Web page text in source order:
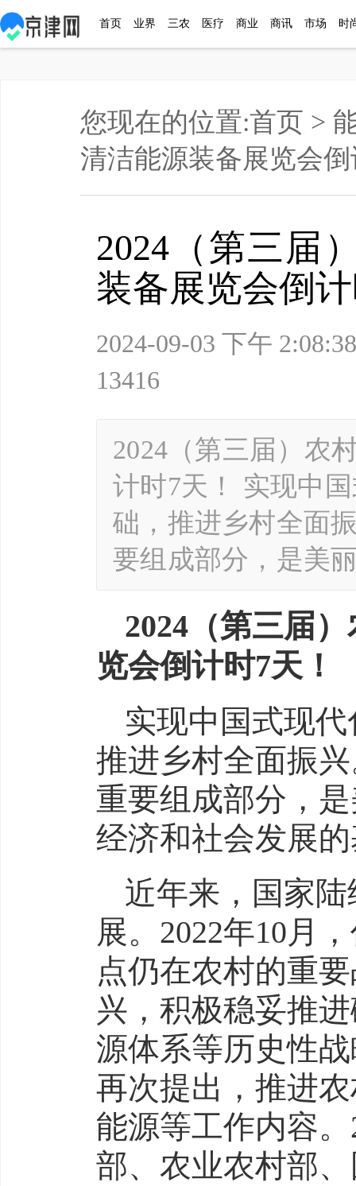
首页 业界 三农 医疗 商业 商讯 市场 时
您现在的位置:首页 >
清洁能源装备展览会
2024（第三届
装备展览会倒
2024-09-03 下午
13416
2024（第三届）农
计时7天！ 实现中
础，推进乡村全面
要组成部分，是美
2024 （第三届）
览会倒计时7天！
实现中国式现
推进乡村全面振
重要组成部分，
经济和社会发展
近年来，国家
展。2022年10月
点仍在农村的重
兴，积极稳妥推
源体系等历史性
再次提出，推进
能源等工作内容
部、农业农村部